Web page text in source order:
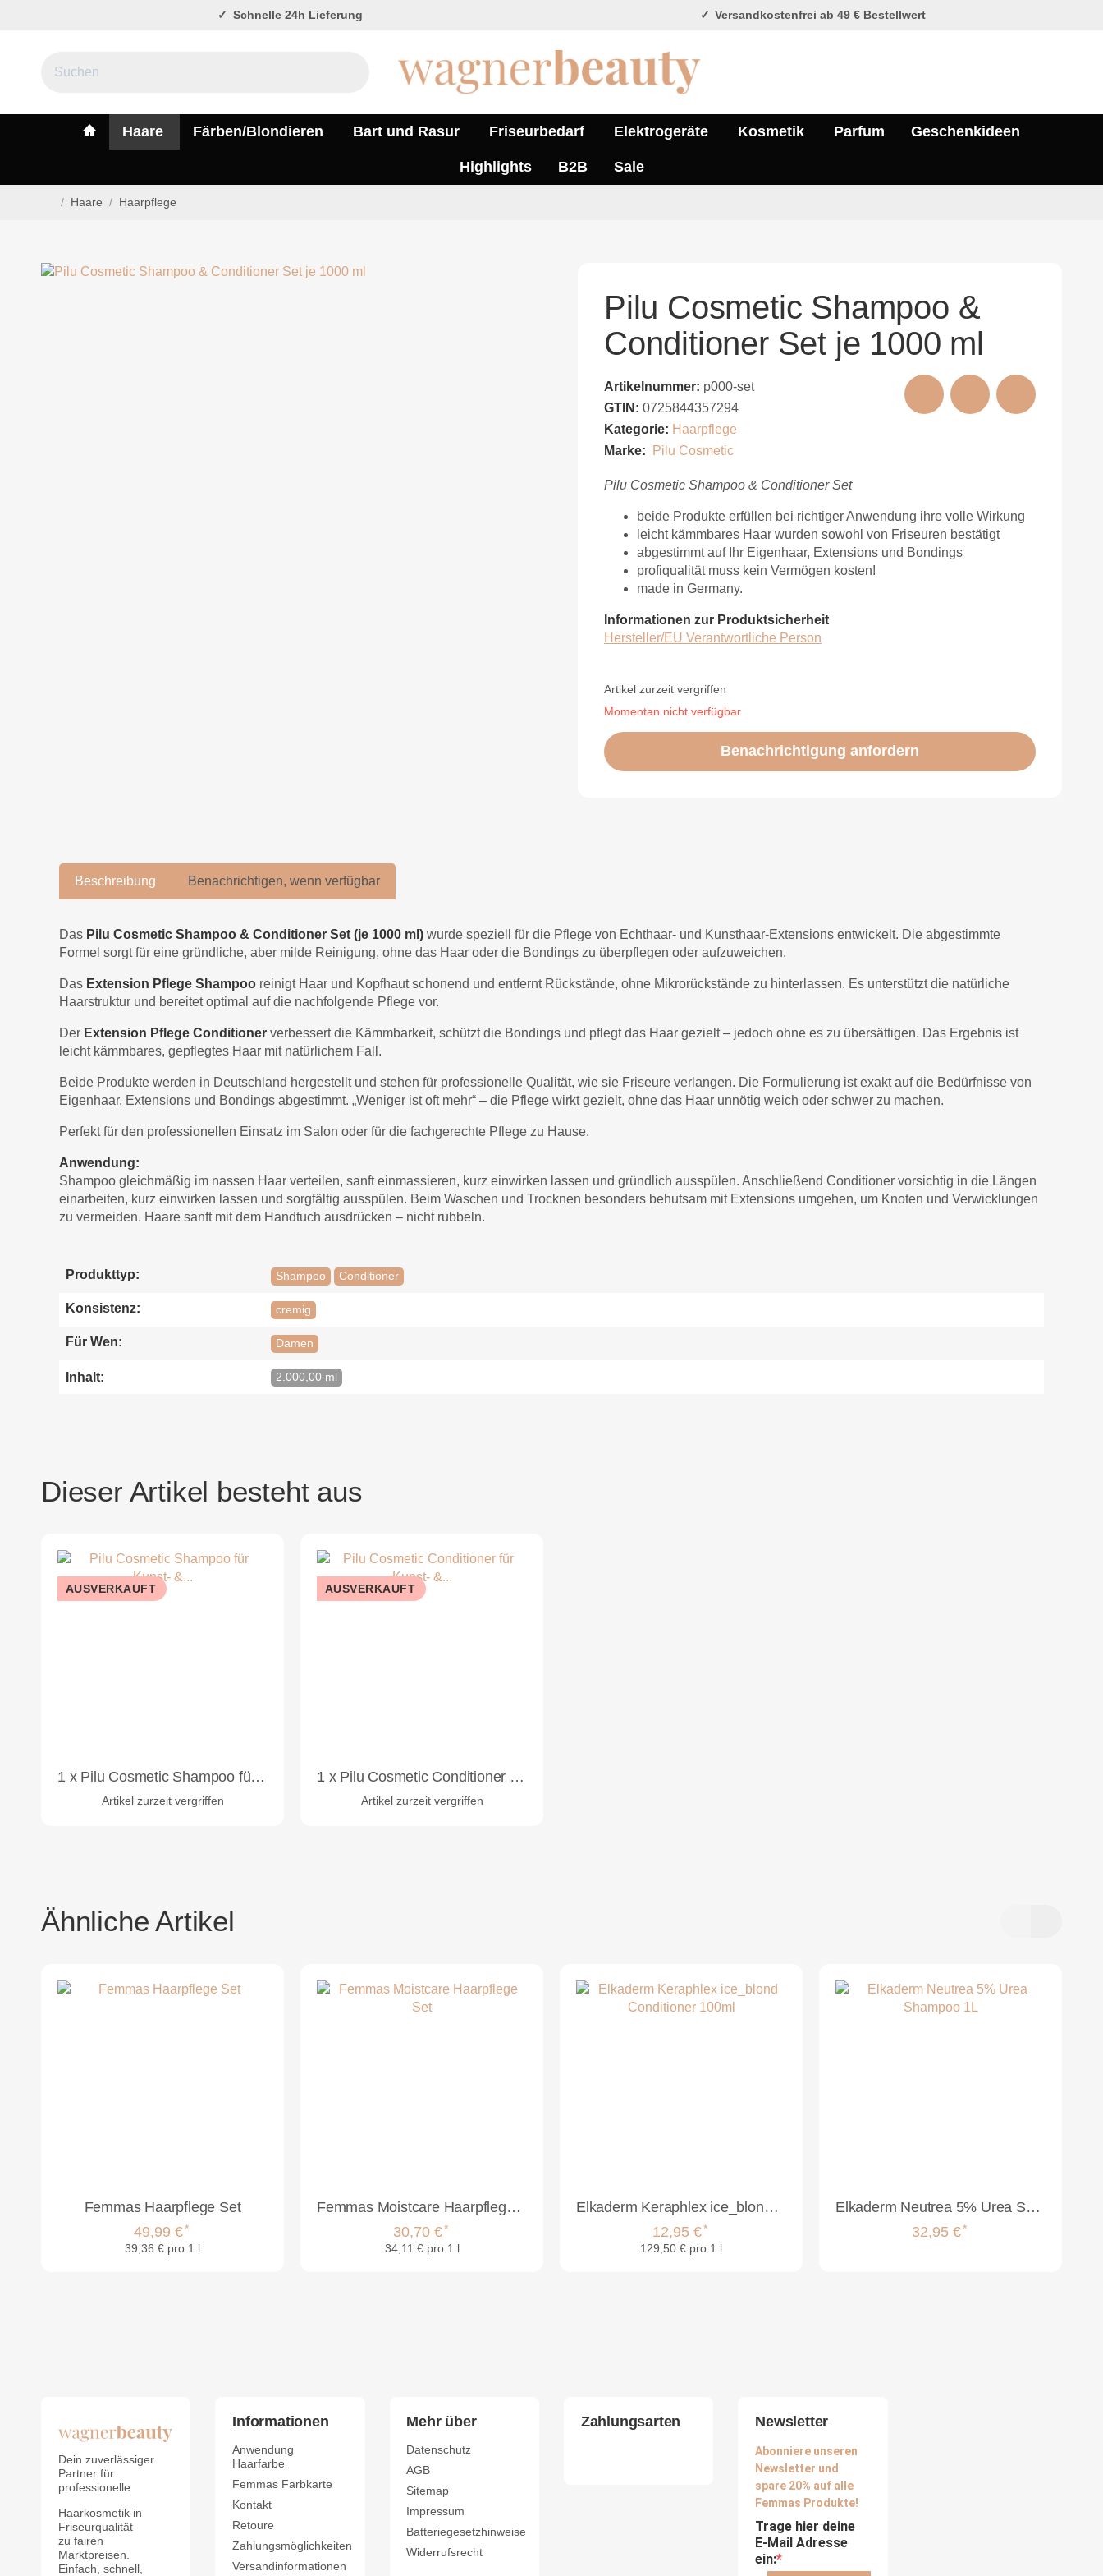
Schnelle 24h Lieferung Versandkostenfrei ab 49 € Bestellwert
#custom.linkHome#
Haare Färben/Blondieren Bart und Rasur Friseurbedarf Elektrogeräte Kosmetik Parfum Geschenkideen
Highlights B2B Sale
/ Haare / Haarpflege
Pilu Cosmetic Shampoo &
Conditioner Set je 1000 ml
Artikelnummer: p000-set
GTIN: 0725844357294
Kategorie: Haarpflege
Marke:
Pilu Cosmetic
Pilu Cosmetic Shampoo & Conditioner Set
beide Produkte erfüllen bei richtiger Anwendung ihre volle Wirkung
leicht kämmbares Haar wurden sowohl von Friseuren bestätigt
abgestimmt auf Ihr Eigenhaar, Extensions und Bondings
profiqualität muss kein Vermögen kosten!
made in Germany.
Informationen zur Produktsicherheit
Hersteller/EU Verantwortliche Person
Artikel zurzeit vergriffen
Momentan nicht verfügbar
Benachrichtigung anfordern
Beschreibung Benachrichtigen, wenn verfügbar
Das Pilu Cosmetic Shampoo & Conditioner Set (je 1000 ml) wurde speziell für die Pflege von Echthaar- und Kunsthaar-Extensions entwickelt. Die abgestimmte
Formel sorgt für eine gründliche, aber milde Reinigung, ohne das Haar oder die Bondings zu überpflegen oder aufzuweichen.
Das Extension Pflege Shampoo reinigt Haar und Kopfhaut schonend und entfernt Rückstände, ohne Mikrorückstände zu hinterlassen. Es unterstützt die natürliche
Haarstruktur und bereitet optimal auf die nachfolgende Pflege vor.
Der Extension Pflege Conditioner verbessert die Kämmbarkeit, schützt die Bondings und pflegt das Haar gezielt – jedoch ohne es zu übersättigen. Das Ergebnis ist
leicht kämmbares, gepflegtes Haar mit natürlichem Fall.
Beide Produkte werden in Deutschland hergestellt und stehen für professionelle Qualität, wie sie Friseure verlangen. Die Formulierung ist exakt auf die Bedürfnisse von
Eigenhaar, Extensions und Bondings abgestimmt. „Weniger ist oft mehr“ – die Pflege wirkt gezielt, ohne das Haar unnötig weich oder schwer zu machen.
Perfekt für den professionellen Einsatz im Salon oder für die fachgerechte Pflege zu Hause.
Anwendung:
Shampoo gleichmäßig im nassen Haar verteilen, sanft einmassieren, kurz einwirken lassen und gründlich ausspülen. Anschließend Conditioner vorsichtig in die Längen
einarbeiten, kurz einwirken lassen und sorgfältig ausspülen. Beim Waschen und Trocknen besonders behutsam mit Extensions umgehen, um Knoten und Verwicklungen
zu vermeiden. Haare sanft mit dem Handtuch ausdrücken – nicht rubbeln.
Produkttyp: Shampoo Conditioner
Konsistenz: cremig
Für Wen: Damen
Inhalt: 2.000,00 ml
Dieser Artikel besteht aus
AUSVERKAUFT
1 x Pilu Cosmetic Shampoo für Kunst- & Echthaarverlängerung 1000 ml
Artikel zurzeit vergriffen
AUSVERKAUFT
1 x Pilu Cosmetic Conditioner für Kunst- & Echthaarverlängerung 1000 ml
Artikel zurzeit vergriffen
Ähnliche Artikel
Femmas Haarpflege Set
49,99 €*
39,36 € pro 1 l
Femmas Moistcare Haarpflege Set
30,70 €*
34,11 € pro 1 l
Elkaderm Keraphlex ice_blond Conditioner 100ml
12,95 €*
129,50 € pro 1 l
Elkaderm Neutrea 5% Urea Shampoo 1L
32,95 €*
Dein zuverlässiger
Partner für
professionelle
Haarkosmetik in
Friseurqualität
zu fairen
Marktpreisen.
Einfach, schnell,
Informationen
Anwendung
Haarfarbe
Femmas Farbkarte
Kontakt
Retoure
Zahlungsmöglichkeiten
Versandinformationen
Mehr über
Datenschutz
AGB
Sitemap
Impressum
Batteriegesetzhinweise
Widerrufsrecht
Zahlungsarten Newsletter
Abonniere unseren
Newsletter und
spare 20% auf alle
Femmas Produkte!
Trage hier deine
E-Mail Adresse
ein: